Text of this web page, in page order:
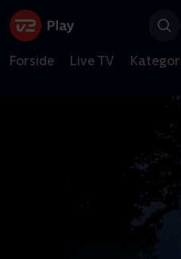
Forside Live TV